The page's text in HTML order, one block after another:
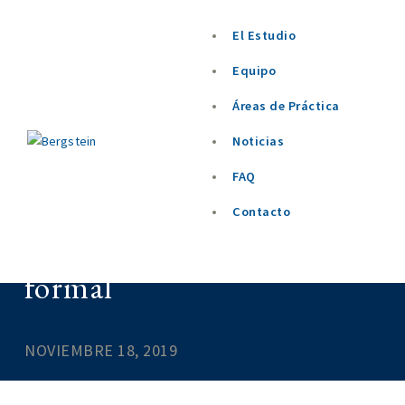
El Estudio
Equipo
Áreas de Práctica
Noticias
FAQ
Contacto
formal
NOVIEMBRE 18, 2019